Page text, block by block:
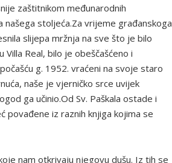
zaštitnikom međunarodnih
stoljeća.Za vrijeme građanskoga
slijepa mržnja na sve što je bilo
Real, bilo je obeščašćeno i
g. 1952. vraćeni na svoje staro
naše je vjerničko srce uvijek
ga učinio.Od Sv. Paškala ostade i
povađene iz raznih knjiga kojima se
nam otkrivaju njegovu dušu. Iz tih se